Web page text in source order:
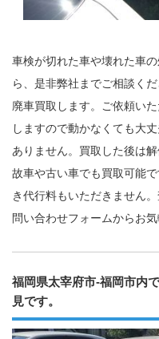
車検が切れた車や壊れた車
ら、是非弊社までご相談く
廃車買取します。ご依頼い
しますので動かなくても大
ありません。買取した後は
故車や古い車でも買取可能
き代行料もいただきません
問い合わせフォームからお気
福岡県太宰府市-福岡市内
見です。